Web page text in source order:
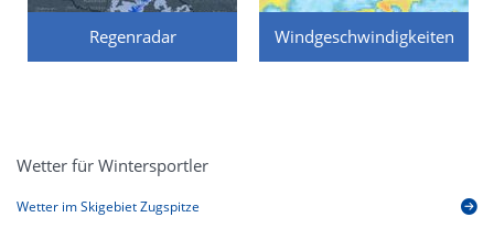
Regenradar Windgeschwindigkeiten
Wetter für Wintersportler
Wetter im Skigebiet Zugspitze